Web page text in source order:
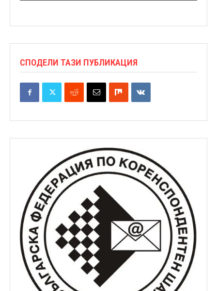
СПОДЕЛИ ТАЗИ ПУБЛИКАЦИЯ